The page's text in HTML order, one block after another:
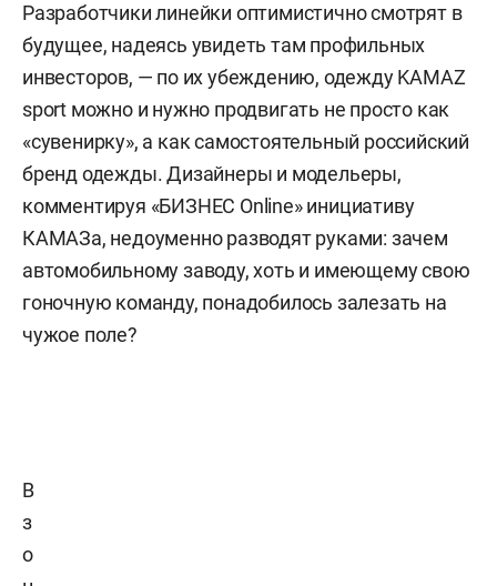
Разработчики линейки оптимистично смотрят в
будущее, надеясь увидеть там профильных
инвесторов, — по их убеждению, одежду KAMAZ
sport можно и нужно продвигать не просто как
«сувенирку», а как самостоятельный российский
бренд одежды. Дизайнеры и модельеры,
комментируя «БИЗНЕС Online» инициативу
КАМАЗа, недоуменно разводят руками: зачем
автомобильному заводу, хоть и имеющему свою
гоночную команду, понадобилось залезать на
чужое поле?
В
з
о